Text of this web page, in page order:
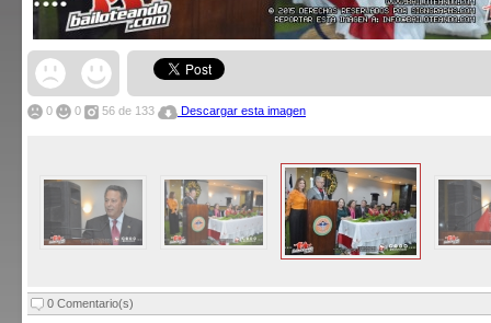
0 0 56 de 133 Descargar esta imagen
0 Comentario(s)